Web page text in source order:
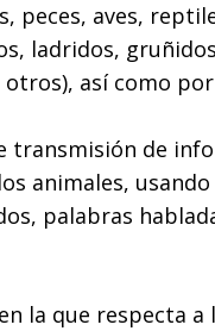
peces, aves,
ladridos,
otros), así como
transmisión de
animales,
palabras
la que respecta a